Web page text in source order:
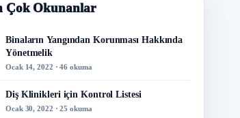
Çok Okunanlar
Binaların Yangından Korunması Hakkında
Yönetmelik
Ocak 14, 2022 · 46 okuma
Diş Klinikleri için Kontrol Listesi
Ocak 30, 2022 · 25 okuma